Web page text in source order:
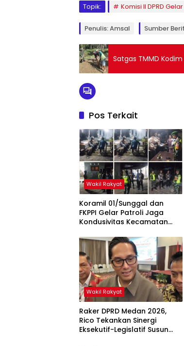
Topik:
Komisi II DPRD
Penulis: Amsal Sumber
Satgas TMMD
Pos Terkait
Wakil Rakyat
Koramil 01/Sunggal dan
FKPPI Gelar Patroli Jaga
Kondusivitas Kecamatan
Wakil Rakyat
Raker DPRD Medan 2026,
Rico Tekankan Sinergi
Eksekutif-Legislatif Susun